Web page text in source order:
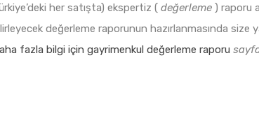
her satışta) ekspertiz ( değerleme ) raporu
değerleme raporunun hazırlanmasında size
fazla bilgi için gayrimenkul değerleme raporu